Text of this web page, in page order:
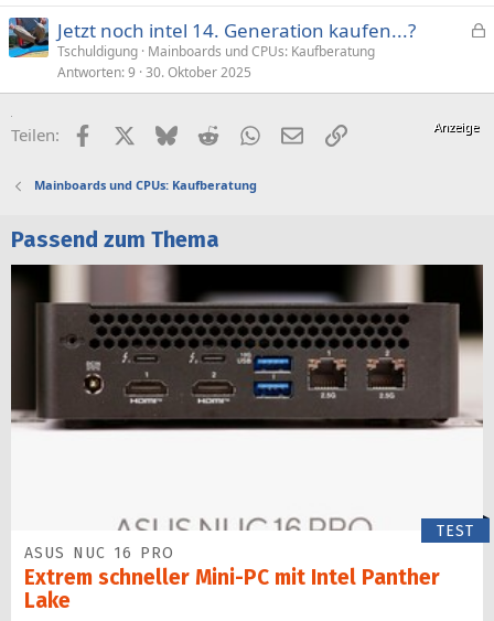
p
Jetzt noch intel 14. Generation kaufen...?
Tschuldigung Mainboards und CPUs: Kaufberatung
Antworten 9 30. Oktober 2025
Teilen: FacebookX (Twitter)
BlueskyRedditWhatsApp
E-MailLink
Mainboards und CPUs: Kaufberatung
Passend zum Thema
TEST
ASUS NUC 16 PRO
Extrem schneller Mini-PC mit Intel Panther
Lake